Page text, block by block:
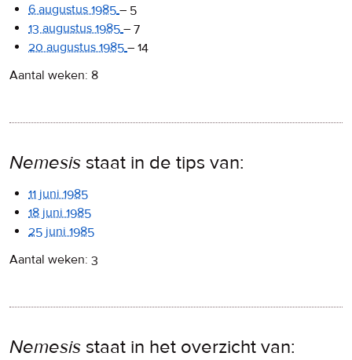
6 augustus 1985 – 5
13 augustus 1985 – 7
20 augustus 1985 – 14
Aantal weken: 8
Nemesis staat in de tips van:
11 juni 1985
18 juni 1985
25 juni 1985
Aantal weken: 3
Nemesis staat in het overzicht van: